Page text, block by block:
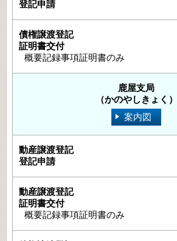
概要記録事項証明書のみ
鹿屋支局
（かのやしきょく）
案内図
概要記録事項証明書のみ